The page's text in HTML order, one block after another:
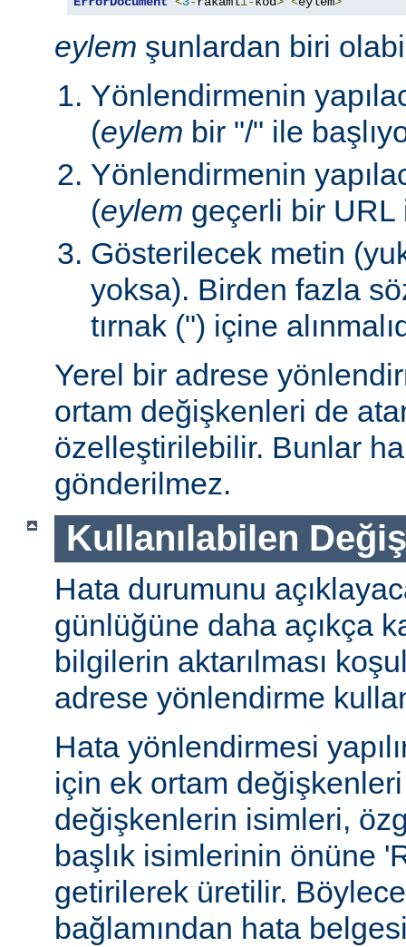
eylem şunlardan biri
Yönlendirmenin
(eylem bir "/" ile
Yönlendirmenin
(eylem geçerli bir URL
Gösterilecek metin
yoksa). Birden fazla
tırnak (") içine
Yerel bir adrese
ortam değişkenleri de
özelleştirilebilir. Bunlar
gönderilmez.
Kullanılabilen
Hata durumunu
günlüğüne daha açıkça
bilgilerin aktarılması
adrese yönlendirme
Hata yönlendirmesi
için ek ortam değişkenleri
değişkenlerin isimleri,
başlık isimlerinin önüne
getirilerek üretilir.
bağlamından hata